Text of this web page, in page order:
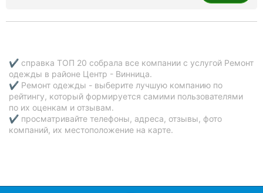
✔ справка ТОП 20 собрала все компании с услугой Ремонт
одежды в районе Центр - Винница.
✔ Ремонт одежды - выберите лучшую компанию по
рейтингу, который формируется самими пользователями
по их оценкам и отзывам.
✔ просматривайте телефоны, адреса, отзывы, фото
компаний, их местоположение на карте.